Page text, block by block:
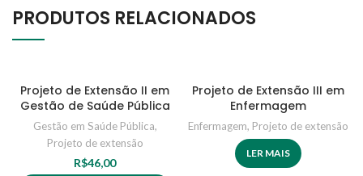
PRODUTOS RELACIONADOS
Projeto de Extensão II em
Gestão de Saúde Pública
Gestão em Saúde Pública,
Projeto de extensão
R$46,00
Projeto de Extensão III em
Enfermagem
Enfermagem, Projeto de extensão
LER MAIS